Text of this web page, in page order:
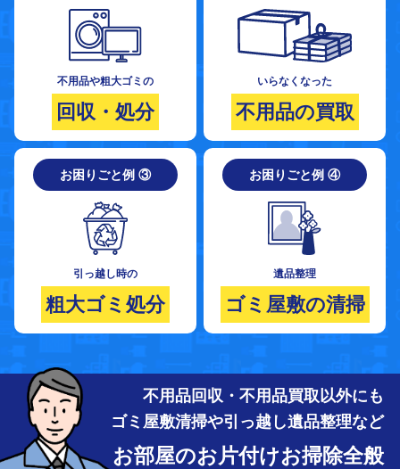
不用品や粗大ゴミの
回収・処分
いらなくなった
不用品の買取
お困りごと例 ③
引っ越し時の
粗大ゴミ処分
お困りごと例 ④
遺品整理
ゴミ屋敷の清掃
不用品回収・不用品買取以外にも
ゴミ屋敷清掃や引っ越し遺品整理など
お部屋のお片付けお掃除全般